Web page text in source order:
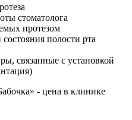
стоматолога
протезом
полости рта
связанные с установкой
- цена в клинике